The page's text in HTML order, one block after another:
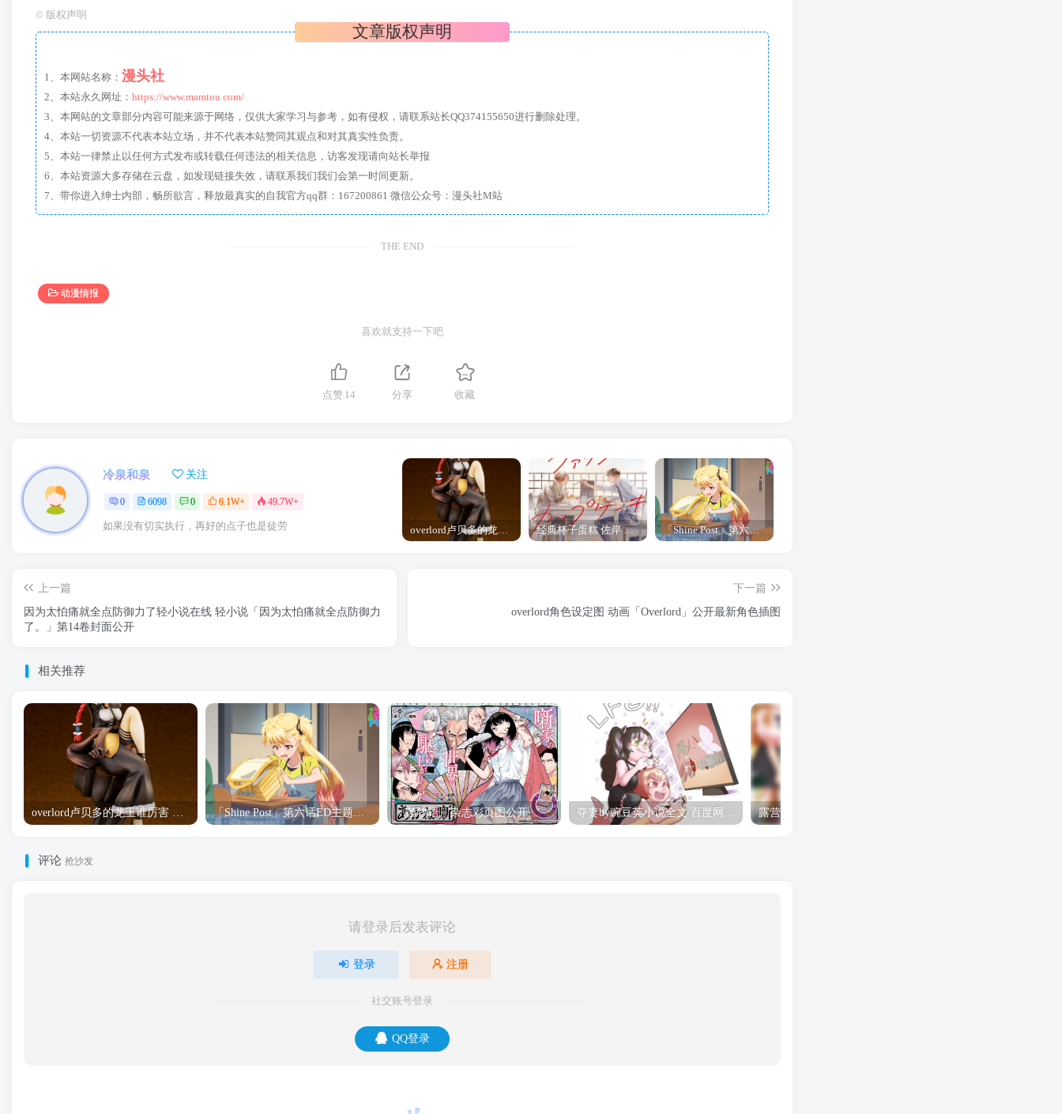
© 版权声明
文章版权声明
1、本网站名称： 漫头社
2、本站永久网址： https://www.mamtou.com/
3、本网站的文章部分内容可能来源于网络，仅供大家学习与参考，如有侵权，请联系站长QQ374155650进行删除处理。
4、本站一切资源不代表本站立场，并不代表本站赞同其观点和对其真实性负责。
5、本站一律禁止以任何方式发布或转载任何违法的相关信息，访客发现请向站长举报
6、本站资源大多存储在云盘，如发现链接失效，请联系我们我们会第一时间更新。
7、带你进入绅士内部，畅所欲言，释放最真实的自我官方qq群：167200861 微信公众号：漫头社M站
THE END
动漫情报
喜欢就支持一下吧
点赞 14 分享 收藏
冷泉和泉 关注
0 6098 0 6.1W+ 49.7W+
如果没有切实执行，再好的点子也是徒劳 overlord卢贝多的龙王谁厉害 「Overlord」露普斯蕾琪娜·贝塔手办开订 经典杯子蛋糕 佐岸 漫画「经典杯子蛋糕」宣布真人日剧化 「Shine Post」第六话ED主题曲「Yellow Rose」无字幕MV公开
上一篇
因为太怕痛就全点防御力了轻小说在线 轻小说「因为太怕痛就全点防御力
了。」第14卷封面公开
下一篇
overlord角色设定图 动画「Overlord」公开最新角色插图
相关推荐
overlord卢贝多的龙王谁厉害 「Overlord」露普斯蕾琪娜·贝塔手办开订 「Shine Post」第六话ED主题曲「Yellow Rose」无字幕MV公开 「茜物语」杂志彩页图公开 夺妻by豌豆荚小说全文 百度网盘 Duo!
评论 抢沙发
请登录后发表评论
登录 注册
社交账号登录
QQ登录